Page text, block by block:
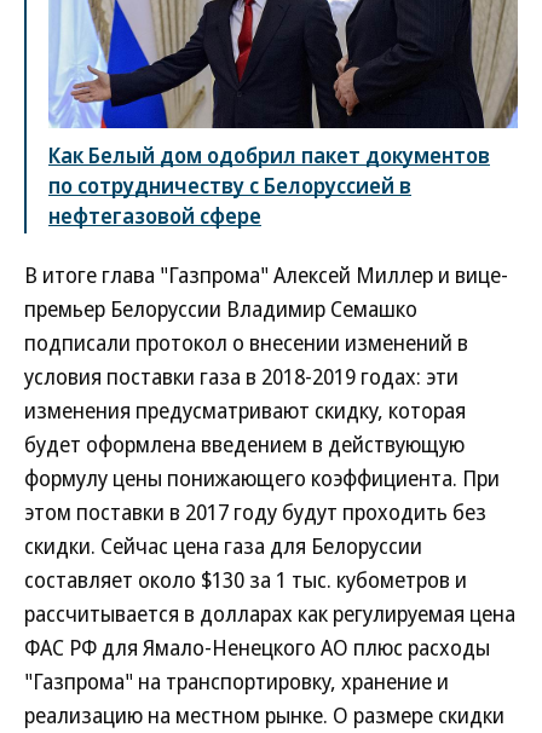
Как Белый дом одобрил пакет документов
по сотрудничеству с Белоруссией в
нефтегазовой сфере
В итоге глава "Газпрома" Алексей Миллер и вице-
премьер Белоруссии Владимир Семашко
подписали протокол о внесении изменений в
условия поставки газа в 2018-2019 годах: эти
изменения предусматривают скидку, которая
будет оформлена введением в действующую
формулу цены понижающего коэффициента. При
этом поставки в 2017 году будут проходить без
скидки. Сейчас цена газа для Белоруссии
составляет около $130 за 1 тыс. кубометров и
рассчитывается в долларах как регулируемая цена
ФАС РФ для Ямало-Ненецкого АО плюс расходы
"Газпрома" на транспортировку, хранение и
реализацию на местном рынке. О размере скидки